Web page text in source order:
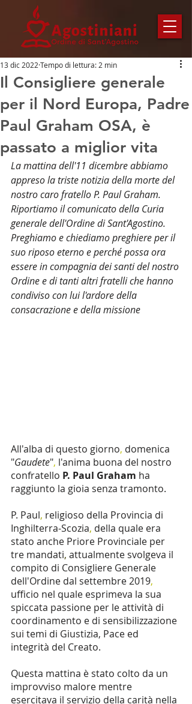
Il Consigliere generale
per il Nord Europa, Padre
Paul Graham OSA, è
passato a miglior vita
13 dic 2022 Tempo di lettura: 2 min
La mattina dell'11 dicembre abbiamo
appreso la triste notizia della morte del
nostro caro fratello P. Paul Graham.
Riportiamo il comunicato della Curia
generale dell'Ordine di Sant'Agostino.
Preghiamo e chiediamo preghiere per il
suo riposo eterno e perché possa ora
essere in compagnia dei santi del nostro
Ordine e di tanti altri fratelli che hanno
condiviso con lui l'ardore della
consacrazione e della missione
All'alba di questo giorno, domenica
"Gaudete", l'anima buona del nostro
confratello P. Paul Graham ha
raggiunto la gioia senza tramonto.
P. Paul, religioso della Provincia di
Inghilterra-Scozia, della quale era
stato anche Priore Provinciale per
tre mandati, attualmente svolgeva il
compito di Consigliere Generale
dell'Ordine dal settembre 2019,
ufficio nel quale esprimeva la sua
spiccata passione per le attività di
coordinamento e di sensibilizzazione
sui temi di Giustizia, Pace ed
integrità del Creato.
Questa mattina è stato colto da un
improvviso malore mentre
esercitava il servizio della carità nella